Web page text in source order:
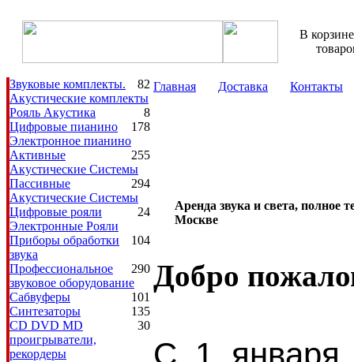
В
82
Звуковые комплекты.
Акустические комплекты
8
Рояль Акустика
178
Цифровые пианино
Электронное пианино
255
Активные
Акустические Системы
294
Пассивные
Акустические Системы
24
Цифровые рояли
Электронные Рояли
104
Приборы обработки
звука
290
Профессиональное
звуковое оборудование
101
Сабвуферы
135
Синтезаторы
30
CD DVD MD
проигрыватели,
рекордеры
Главная Доставка Контакты
Аренда звука и света, полное
Москве
Добро
C 1 января